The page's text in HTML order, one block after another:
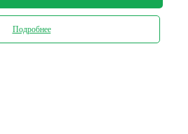
Подробнее